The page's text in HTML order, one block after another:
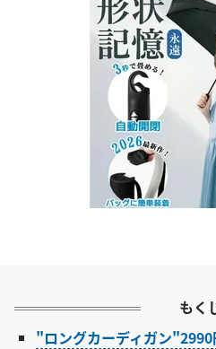
もく
"ロングカーディガン"2990